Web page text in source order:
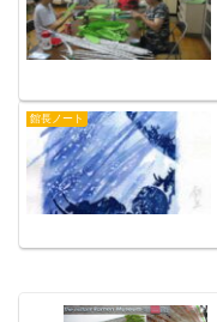
館長ノート